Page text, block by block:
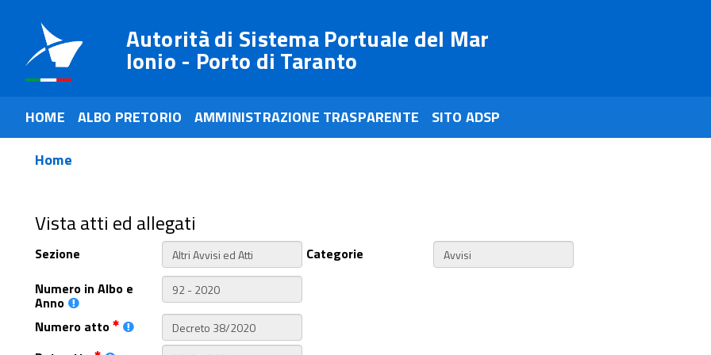
Autorità di Sistema Portuale del Mar
Ionio - Porto di Taranto
HOME ALBO PRETORIO AMMINISTRAZIONE TRASPARENTE
SITO ADSP
Home
Vista atti ed allegati
Sezione
Categorie
Numero in Albo e
Anno
Numero atto